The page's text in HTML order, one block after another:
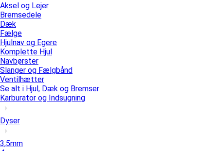
Aksel og Lejer
Bremsedele
Dæk
Fælge
Hjulnav og Egere
Komplette Hjul
Navbørster
Slanger og Fælgbånd
Ventilhætter
Se alt i Hjul, Dæk og Bremser
Karburator og Indsugning
Dyser
3,5mm